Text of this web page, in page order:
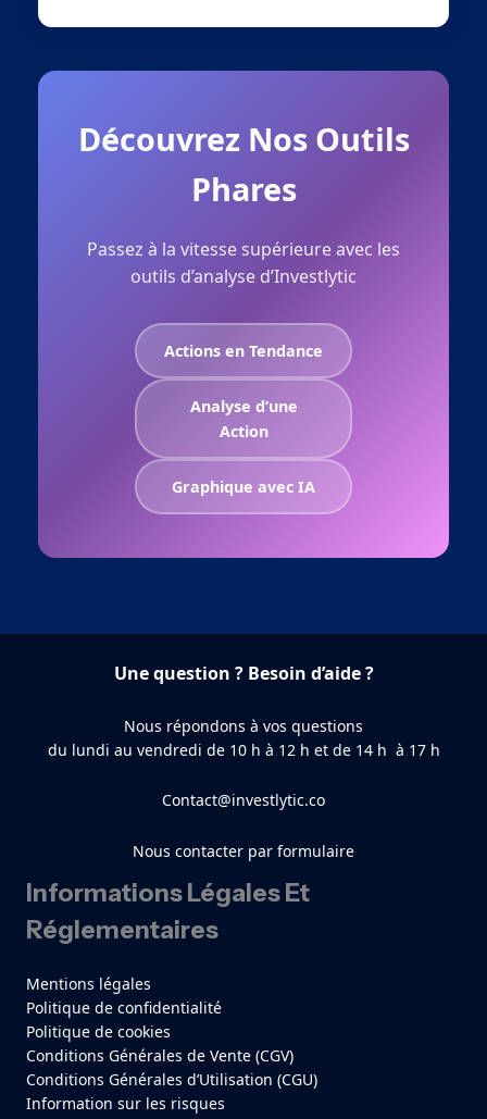
Découvrez Nos Outils
Phares
Passez à la vitesse supérieure avec les
outils d’analyse d’Investlytic
Actions en Tendance
Analyse d’une
Action
Graphique avec IA
Une question ? Besoin d’aide ?
Nous répondons à vos questions
du lundi au vendredi de 10 h à 12 h et de 14 h à 17 h
Contact@investlytic.co
Nous contacter par formulaire
Informations Légales Et
Réglementaires
Mentions légales
Politique de confidentialité
Politique de cookies
Conditions Générales de Vente (CGV)
Conditions Générales d’Utilisation (CGU)
Information sur les risques